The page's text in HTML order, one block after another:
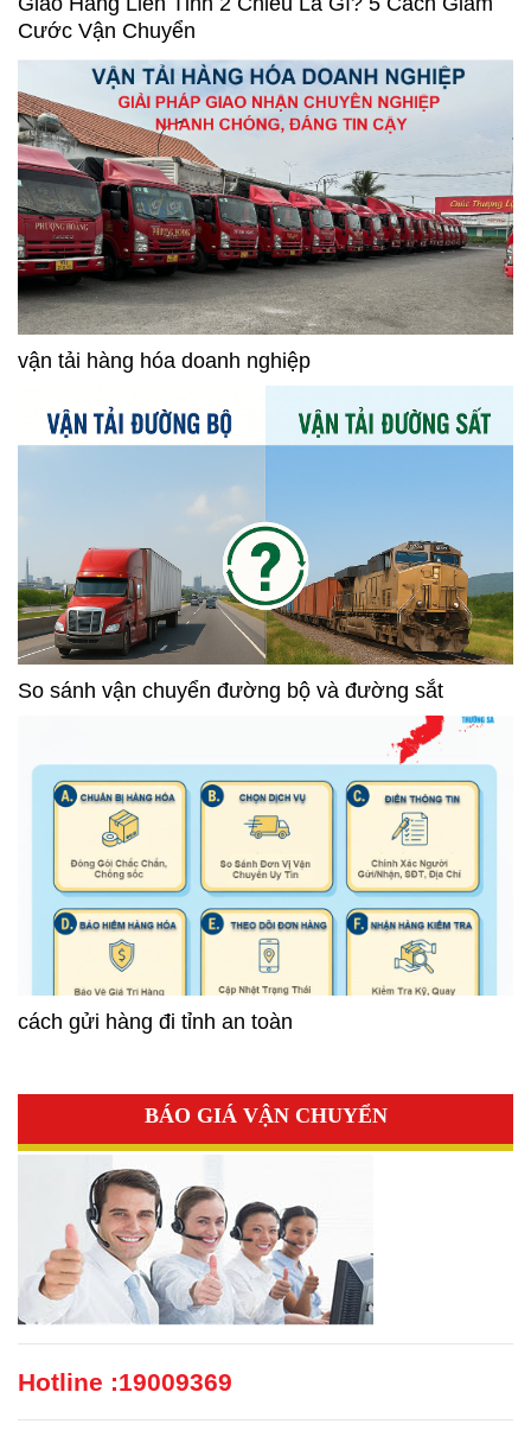
Cước Vận Chuyển
vận tải hàng hóa doanh nghiệp
So sánh vận chuyển đường bộ và đường sắt
cách gửi hàng đi tỉnh an toàn
BÁO GIÁ VẬN CHUYỂN
Hotline :19009369